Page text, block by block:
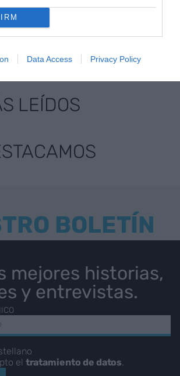
Data Access Privacy Policy
LEÍDOS
BOLETÍN
mejores historias,
y entrevistas.
el tratamiento de datos.